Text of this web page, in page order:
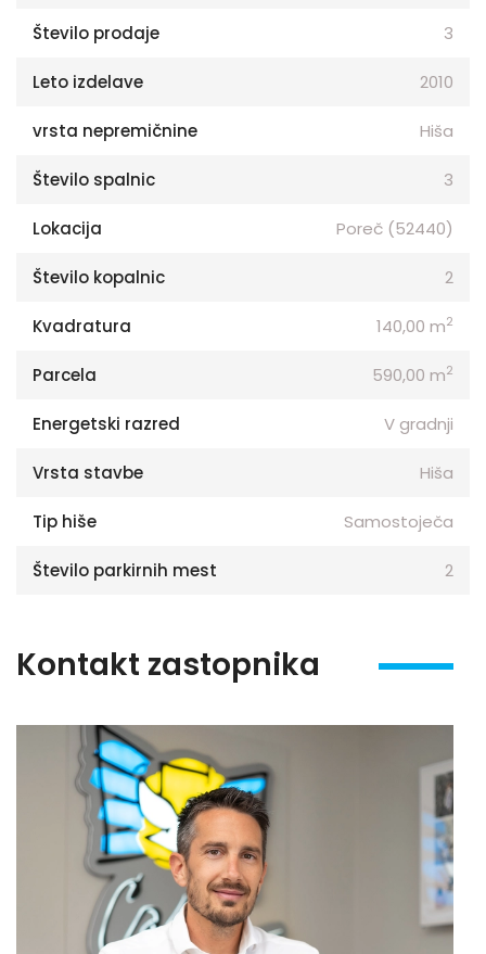
Število prodaje 3
Leto izdelave 2010
vrsta nepremičnine Hiša
Število spalnic 3
Lokacija Poreč (52440)
Število kopalnic 2
Kvadratura 140,00 m2
Parcela 590,00 m2
Energetski razred V gradnji
Vrsta stavbe Hiša
Tip hiše Samostoječa
Število parkirnih mest 2
Kontakt zastopnika